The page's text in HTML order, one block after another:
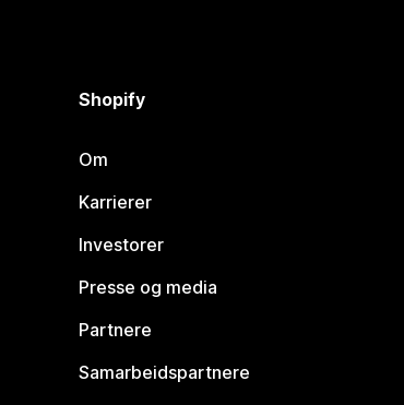
Shopify
Om
Karrierer
Investorer
Presse og media
Partnere
Samarbeidspartnere